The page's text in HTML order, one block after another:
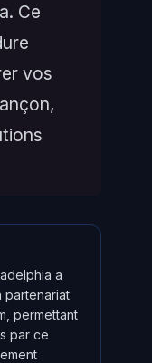
Ce
vos
a
partenariat
permettant
par ce